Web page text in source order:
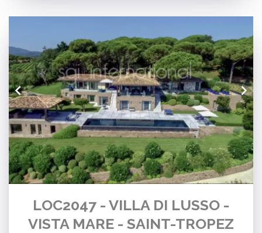
LOC2047 - VILLA DI LUSSO -
VISTA MARE - SAINT-TROPEZ